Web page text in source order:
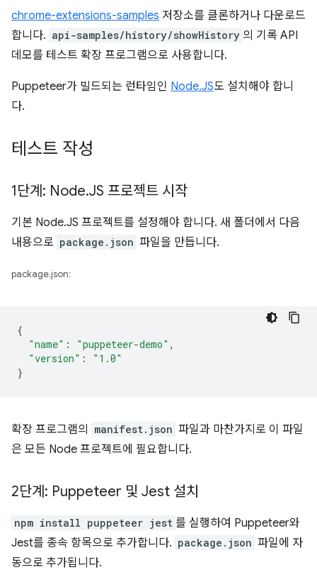
chrome-extensions-samples 저장소를 클론하거나 다운로드
합니다. api-samples/history/showHistory 의 기록 API
데모를 테스트 확장 프로그램으로 사용합니다.
Puppeteer가 빌드되는 런타임인 Node.JS도 설치해야 합니
다.
테스트 작성
1단계: Node.JS 프로젝트 시작
기본 Node.JS 프로젝트를 설정해야 합니다. 새 폴더에서 다음
내용으로 package.json 파일을 만듭니다.
package.json:
{
"name" : "puppeteer-demo" ,
"version" :
"1.0"
}
확장 프로그램의 manifest.json 파일과 마찬가지로 이 파일
은 모든 Node 프로젝트에 필요합니다.
2단계: Puppeteer 및 Jest 설치
npm install puppeteer jest 를 실행하여 Puppeteer와
Jest를 종속 항목으로 추가합니다. package.json 파일에 자
동으로 추가됩니다.